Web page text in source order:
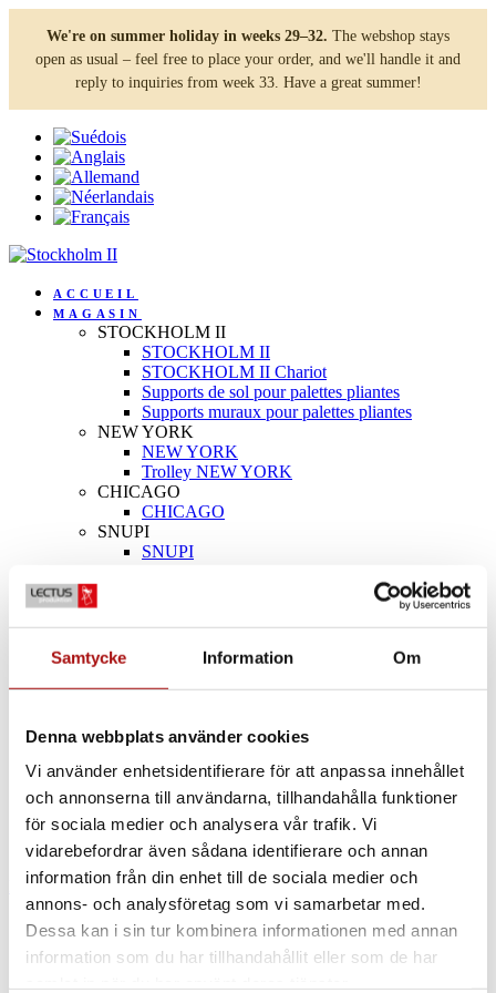
Samtycke Information Om
Denna webbplats använder cookies
Vi använder enhetsidentifierare för att anpassa innehållet
och annonserna till användarna, tillhandahålla funktioner
för sociala medier och analysera vår trafik. Vi
vidarebefordrar även sådana identifierare och annan
information från din enhet till de sociala medier och
annons- och analysföretag som vi samarbetar med.
Dessa kan i sin tur kombinera informationen med annan
information som du har tillhandahållit eller som de har
We're on summer holiday in weeks 29–32. The webshop stays
open as usual – feel free to place your order, and we'll handle it and
reply to inquiries from week 33. Have a great summer!
ACCUEIL
MAGASIN
STOCKHOLM II
STOCKHOLM II
STOCKHOLM II Chariot
Supports de sol pour palettes pliantes
Supports muraux pour palettes pliantes
NEW YORK
NEW YORK
Trolley NEW YORK
CHICAGO
CHICAGO
SNUPI
SNUPI
INFO
FAQ
Conditions d’achat et de livraison
Téléchargements
MENU MENU
0Panier
NEW YORK grå metallic